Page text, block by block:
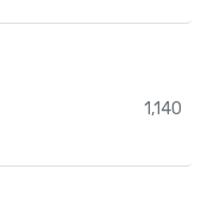
1,140